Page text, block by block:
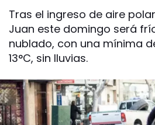
Tras el ingreso de aire
Juan este domingo será
nublado, con una mínima
13°C, sin lluvias.